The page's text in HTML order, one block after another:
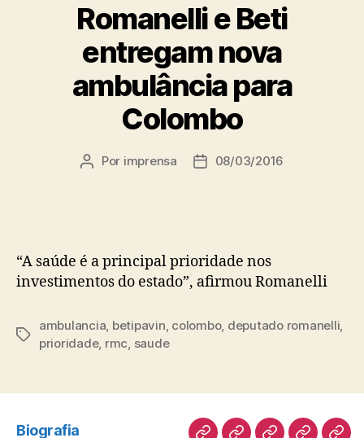
Romanelli e Beti
entregam nova
ambulância para
Colombo
Autor
Por imprensa
Data08/03/2016
“A saúde é a principal prioridade nos
investimentos do estado”, afirmou Romanelli
Tags
ambulancia, betipavin, colombo, deputado romanelli,
prioridade, rmc, saude
Biografia